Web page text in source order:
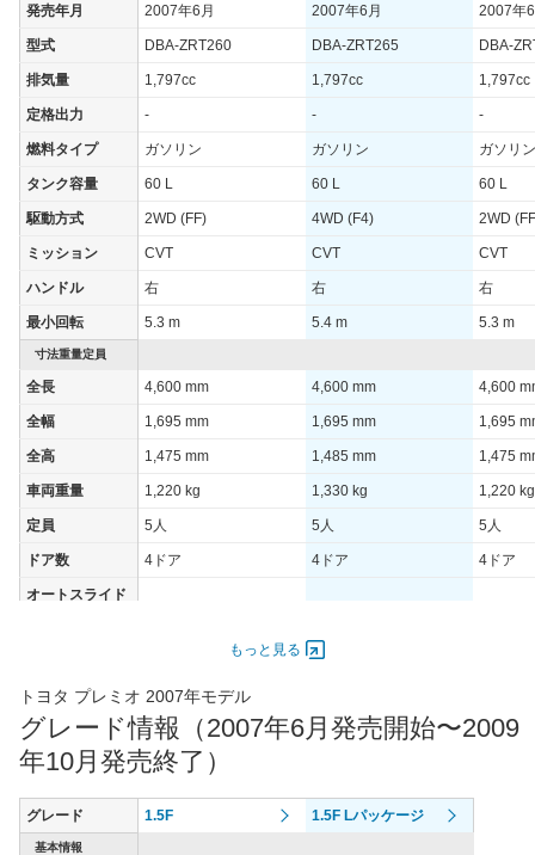
街地)
-
WLTCモード(郊
外)
WLTCモード(高
-
装備オプション
発売年月 2007年6月 2007年6月 2007年
型式 DBA-ZRT260 DBA-ZRT265 DBA-
排気量 1,797cc 1,797cc 1,797cc
定格出力 - - -
燃料タイプ ガソリン ガソリン ガソリン
タンク容量 60 L 60 L 60 L
駆動方式 2WD (FF) 4WD (F4) 2WD
ミッション CVT CVT CVT
ハンドル 右 右 右
最小回転 5.3 m 5.4 m 5.3 m
寸法重量定員
全長 4,600 mm 4,600 mm 4,600
全幅 1,695 mm 1,695 mm 1,695
全高 1,475 mm 1,485 mm 1,475
車両重量 1,220 kg 1,330 kg 1,220 kg
定員 5人 5人 5人
ドア数 4ドア 4ドア 4ドア
オートスライド
最高トルク 175 [17.8]/ 4,400 163 [16.6]/ 4,400 175
過給機 -
タイヤサイズ
(前)
195/65R15 91S 195/65R15 91S
もっと見る
トヨタ プレミオ 2007年モデル
グレード情報（2007年6月発売開始〜2009
年10月発売終了）
グレード 1.5F 1.5F Lパッケージ
基本情報